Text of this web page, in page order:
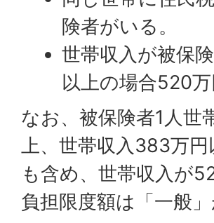
険者がいる。
世帯収入が被保
以上の場合520
なお、被保険者1人世
上、世帯収入383万
も含め、世帯収入が
負担限度額は「一般